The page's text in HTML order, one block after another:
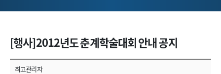
[행사]2012년도 춘계학술대회 안내 공지
최고관리자